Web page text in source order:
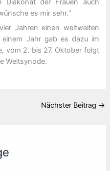
der Frauen auch
es mir sehr.“
Jahren einen weltweiten
einem Jahr gab es dazu im
vom 2. bis 27. Oktober folgt
Weltsynode.
Nächster Beitrag →